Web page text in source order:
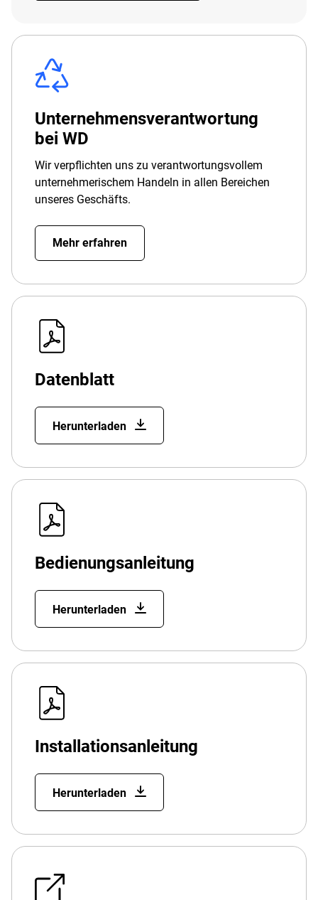
Unternehmensverantwortung
bei WD
Wir verpflichten uns zu verantwortungsvollem
unternehmerischem Handeln in allen Bereichen
unseres Geschäfts.
Mehr erfahren
Datenblatt
Herunterladen
Bedienungsanleitung
Herunterladen
Installationsanleitung
Herunterladen